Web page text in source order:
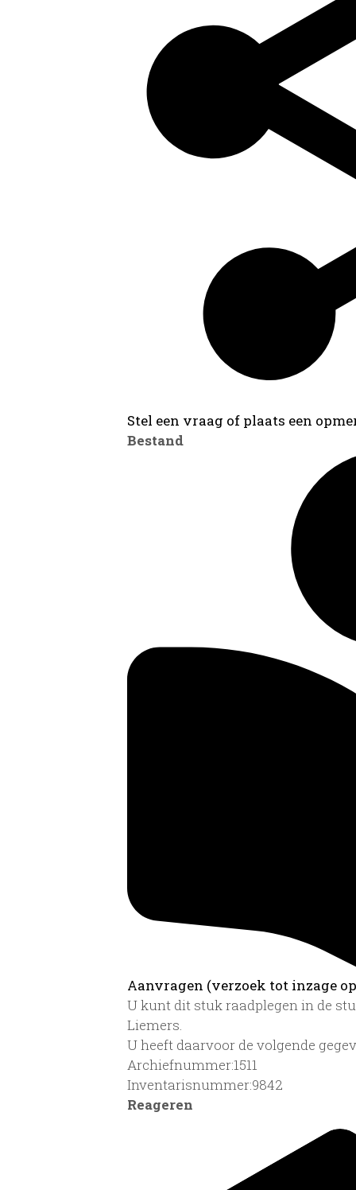
Stel een vraag of plaats een
Bestand
Aanvragen (verzoek tot inzage
U kunt dit stuk raadplegen in de
Liemers.
U heeft daarvoor de volgende
Archiefnummer:1511
Inventarisnummer:9842
Reageren